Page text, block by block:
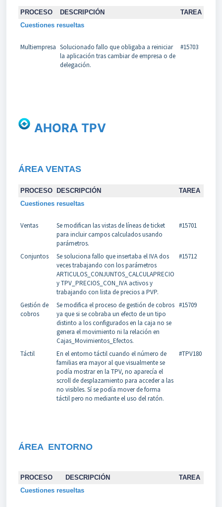
PROCESO DESCRIPCIÓN
TAREA
Cuestiones resueltas
Multiempresa Solucionado fallo que obligaba a reiniciar
la aplicación tras cambiar de empresa o de
delegación.
#15703
AHORA TPV
ÁREA VENTAS
PROCESO DESCRIPCIÓN
TAREA
Cuestiones resueltas
Ventas
Se modifican las vistas de líneas de ticket
para incluir campos calculados usando
parámetros.
#15701
Conjuntos
Se soluciona fallo que insertaba el IVA dos
veces trabajando con los parámetros
ARTICULOS_CONJUNTOS_CALCULAPRECIO
y TPV_PRECIOS_CON_IVA activos y
trabajando con lista de precios a PVP.
#15712
Gestión de
cobros
Se modifica el proceso de gestión de cobros
ya que si se cobraba un efecto de un tipo
distinto a los configurados en la caja no se
genera el movimiento ni la relación en
Cajas_Movimientos_Efectos.
#15709
Táctil
En el entorno táctil cuando el número de
familias era mayor al que visualmente se
podía mostrar en la TPV, no aparecía el
scroll de desplazamiento para acceder a las
no visibles. Sí se podía mover de forma
táctil pero no mediante el uso del ratón.
#TPV180
ÁREA ENTORNO
PROCESO DESCRIPCIÓN
TAREA
Cuestiones resueltas